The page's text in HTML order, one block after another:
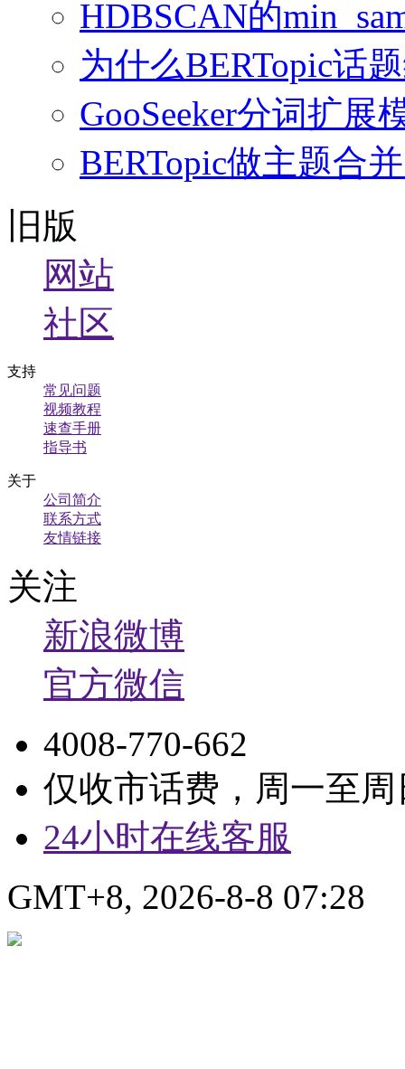
HDBSCAN的
为什么BERTopic话
GooSeeker分词扩展
BERTopic做主题合
旧版
网站
社区
支持
常见问题
视频教程
速查手册
指导书
关于
公司简介
联系方式
友情链接
关注
新浪微博
官方微信
4008-770-662
仅收市话费，周一至周
24小时在线客服
GMT+8, 2026-8-8 07:28